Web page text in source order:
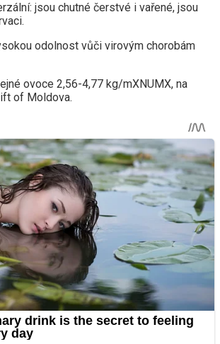
jsou chutné čerstvé i vařené, jsou
odolnost vůči virovým chorobám
ovoce 2,56-4,77 kg/mXNUMX, na
of Moldova.